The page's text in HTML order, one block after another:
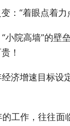
：“着眼点着力
小院高墙”的
！
济增速目标
工作，往往面